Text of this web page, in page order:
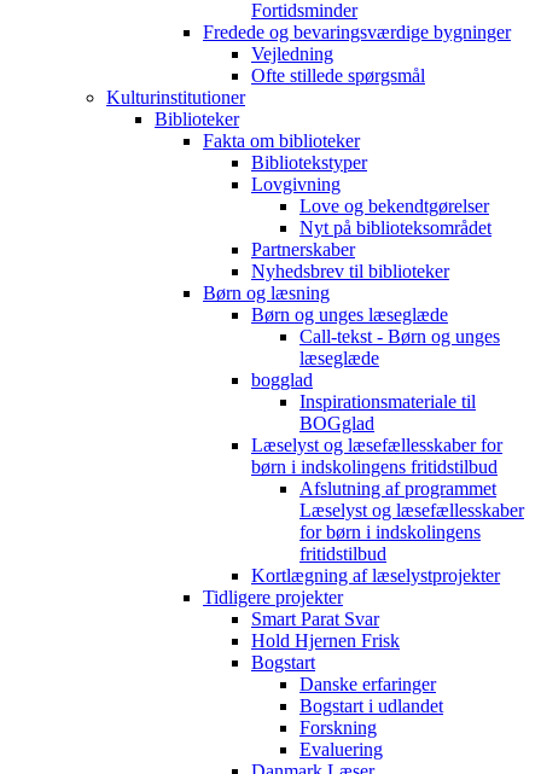
Fortidsminder
Fredede og bevaringsværdige bygninger
Vejledning
Ofte stillede spørgsmål
Kulturinstitutioner
Biblioteker
Fakta om biblioteker
Bibliotekstyper
Lovgivning
Love og bekendtgørelser
Nyt på biblioteksområdet
Partnerskaber
Nyhedsbrev til biblioteker
Børn og læsning
Børn og unges læseglæde
Call-tekst - Børn og unges
læseglæde
bogglad
Inspirationsmateriale til
BOGglad
Læselyst og læsefællesskaber for
børn i indskolingens fritidstilbud
Afslutning af programmet
Læselyst og læsefællesskaber
for børn i indskolingens
fritidstilbud
Kortlægning af læselystprojekter
Tidligere projekter
Smart Parat Svar
Hold Hjernen Frisk
Bogstart
Danske erfaringer
Bogstart i udlandet
Forskning
Evaluering